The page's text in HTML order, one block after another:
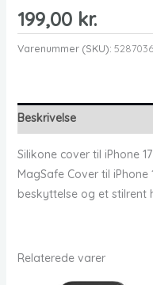
199,00 kr.
Varenummer (SKU):
Beskrivelse
Silikone cover til iPhone
MagSafe Cover til
beskyttelse og et stilrent
Relaterede varer